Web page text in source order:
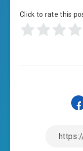
copy-moi-
0012.mp3
copy-moi-
copy-moi-
Click to rate this